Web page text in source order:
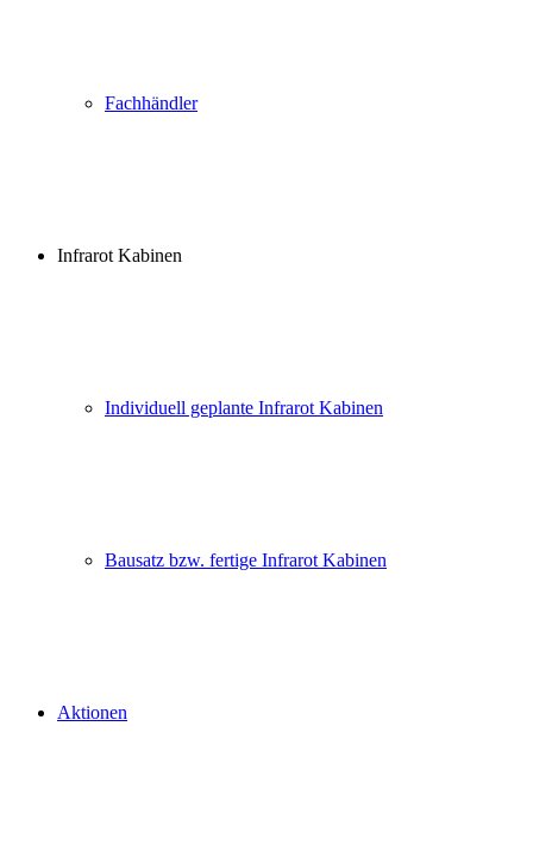
Fachhändler
Infrarot Kabinen
Individuell geplante Infrarot Kabinen
Bausatz bzw. fertige Infrarot Kabinen
Aktionen